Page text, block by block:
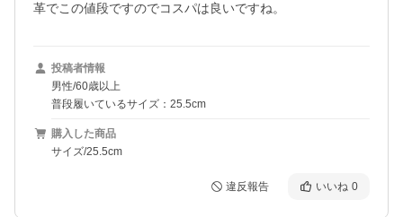
革でこの値段ですのでコスパは良いですね。
投稿者情報
男性/60歳以上
普段履いているサイズ：25.5cm
購入した商品
サイズ/25.5cm
違反報告 いいね 0